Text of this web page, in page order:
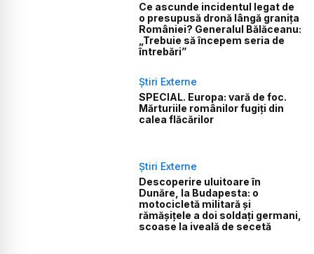
Ce ascunde incidentul legat de
o presupusă dronă lângă granița
României? Generalul Bălăceanu:
„Trebuie să începem seria de
întrebări”
Știri Externe
SPECIAL. Europa: vară de foc.
Mărturiile românilor fugiți din
calea flăcărilor
Știri Externe
Descoperire uluitoare în
Dunăre, la Budapesta: o
motocicletă militară și
rămășițele a doi soldați germani,
scoase la iveală de secetă